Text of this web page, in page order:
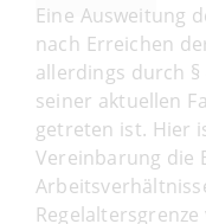
Eine Ausweitung
nach Erreichen
allerdings durch §
seiner aktuellen
getreten ist. Hier
Vereinbarung die